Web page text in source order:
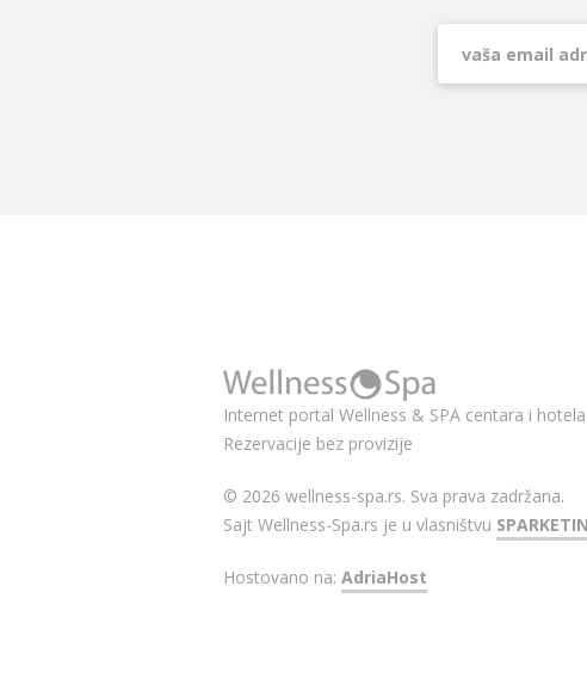
Internet portal Wellness & SPA centara i
Rezervacije bez provizije
© 2026 wellness-spa.rs. Sva prava zadržana.
Sajt Wellness-Spa.rs je u vlasništvu
Hostovano na: AdriaHost